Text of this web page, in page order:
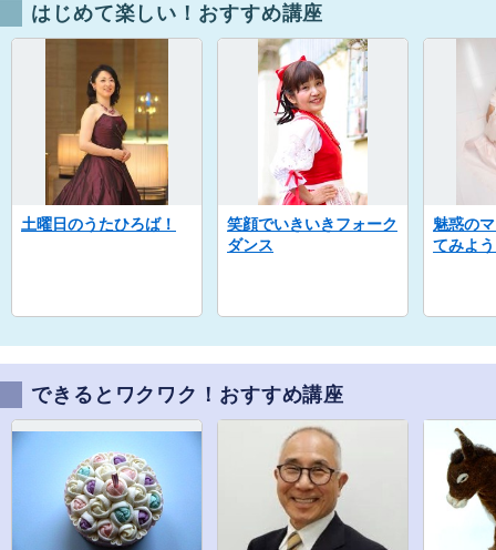
はじめて楽しい！おすすめ講座
土曜日のうたひろば！
笑顔でいきいきフォーク
ダンス
魅惑の
てみよ
できるとワクワク！おすすめ講座